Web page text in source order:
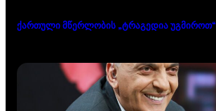
ქართული მწერლობის „ტრაგედია უგმიროთ“